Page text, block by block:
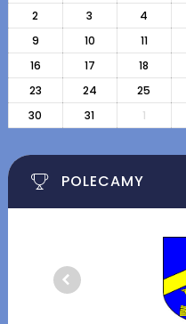
2
3 4
9
10 11
16
17 18
23
24 25
30
31 1
POLECAMY